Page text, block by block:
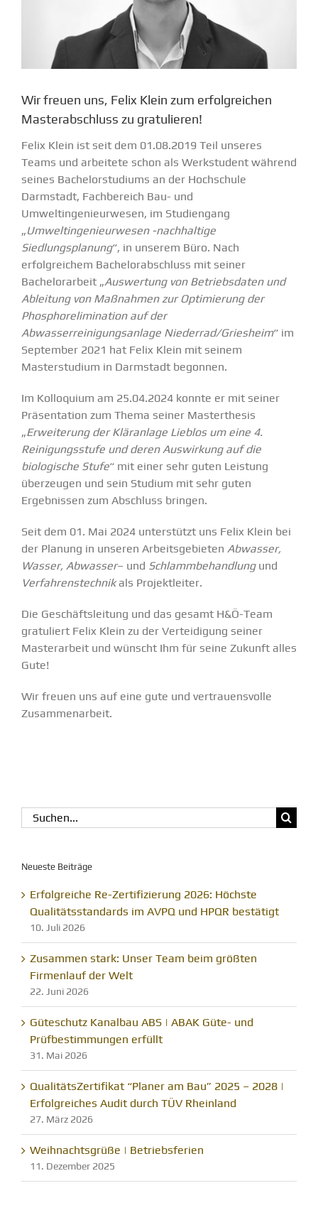
Wir freuen uns, Felix Klein zum erfolgreichen
Masterabschluss zu gratulieren!
Felix Klein ist seit dem 01.08.2019 Teil unseres
Teams und arbeitete schon als Werkstudent während
seines Bachelorstudiums an der Hochschule
Darmstadt, Fachbereich Bau- und
Umweltingenieurwesen, im Studiengang
„Umweltingenieurwesen -nachhaltige
Siedlungsplanung“, in unserem Büro. Nach
erfolgreichem Bachelorabschluss mit seiner
Bachelorarbeit „Auswertung von Betriebsdaten und
Ableitung von Maßnahmen zur Optimierung der
Phosphorelimination auf der
Abwasserreinigungsanlage Niederrad/Griesheim“ im
September 2021 hat Felix Klein mit seinem
Masterstudium in Darmstadt begonnen.
Im Kolloquium am 25.04.2024 konnte er mit seiner
Präsentation zum Thema seiner Masterthesis
„Erweiterung der Kläranlage Lieblos um eine 4.
Reinigungsstufe und deren Auswirkung auf die
biologische Stufe“ mit einer sehr guten Leistung
überzeugen und sein Studium mit sehr guten
Ergebnissen zum Abschluss bringen.
Seit dem 01. Mai 2024 unterstützt uns Felix Klein bei
der Planung in unseren Arbeitsgebieten Abwasser,
Wasser, Abwasser– und Schlammbehandlungund
Verfahrenstechnikals Projektleiter.
Die Geschäftsleitung und das gesamt H&Ö-Team
gratuliert Felix Klein zu der Verteidigung seiner
Masterarbeit und wünscht Ihm für seine Zukunft alles
Gute!
Wir freuen uns auf eine gute und vertrauensvolle
Zusammenarbeit.
Suche
nach:
Neueste Beiträge
Erfolgreiche Re-Zertifizierung 2026: Höchste
Qualitätsstandards im AVPQ und HPQR bestätigt
10. Juli 2026
Zusammen stark: Unser Team beim größten
Firmenlauf der Welt
22. Juni 2026
Güteschutz Kanalbau ABS | ABAK Güte- und
Prüfbestimmungen erfüllt
31. Mai 2026
QualitätsZertifikat “Planer am Bau” 2025 – 2028 |
Erfolgreiches Audit durch TÜV Rheinland
27. März 2026
Weihnachtsgrüße | Betriebsferien
11. Dezember 2025